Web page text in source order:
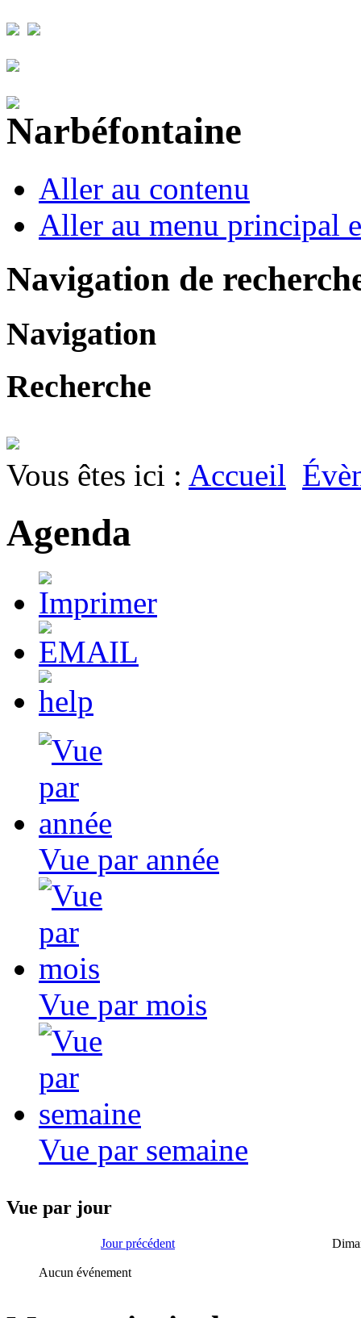
Aller au contenu
Aller au menu principal
Navigation de
Navigation
Recherche
Vous êtes ici : Accueil
Agenda
Vue par année
Vue par mois
Vue par semaine
Vue par jour
Jour précédent
Aucun événement